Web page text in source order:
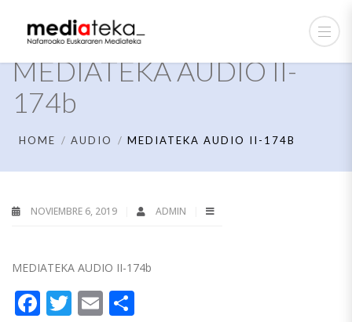
MEDIATEKA AUDIO II-
174b
HOME AUDIO MEDIATEKA AUDIO II-174B
NOVIEMBRE 6, 2019 ADMIN
MEDIATEKA AUDIO II-174b
Facebook
Twitter
Email